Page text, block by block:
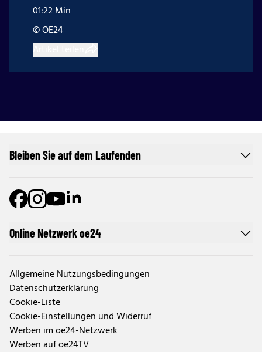
01:22 Min
© OE24
Online Netzwerk oe24
Allgemeine Nutzungsbedingungen
Datenschutzerklärung
Cookie-Liste
Cookie-Einstellungen und Widerruf
Werben im oe24-Netzwerk
Werben auf oe24TV
Bleiben Sie auf dem Laufenden